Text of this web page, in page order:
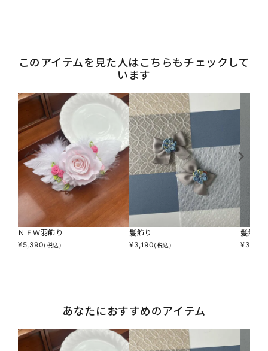
このアイテムを見た人はこちらもチェックして
います
ＮＥＷ羽飾り
¥5,390(税込)
髪飾り
¥3,190(税込)
髪飾り
¥3,190
あなたにおすすめのアイテム